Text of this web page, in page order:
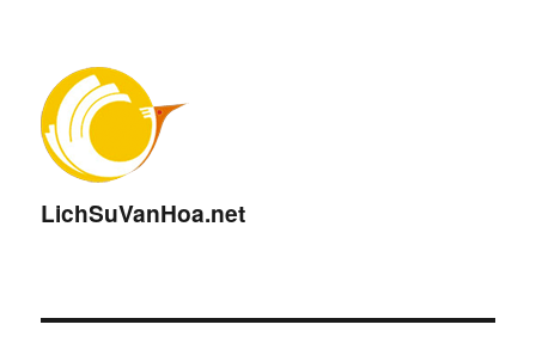
LichSuVanHoa.net